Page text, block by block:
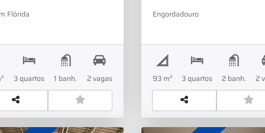
sendo 01
com vidros, com
pia e churrasqueira
sala para 2
Cozinha com
a
de serviços;02 vagas
cobertas e
Flórida
3 quartos 1 banh. 2 vagas
possui 3 dormitórios, sendo
completo: gabinete, ducha
aquecimento a gás e box.
banheiro social com as
mesmas características da
suíte. Sala com dois
e cozinha integrada, área
serviço e duas vagas de
Engordadouro
93 m² 3 quartos 2 banh. 2